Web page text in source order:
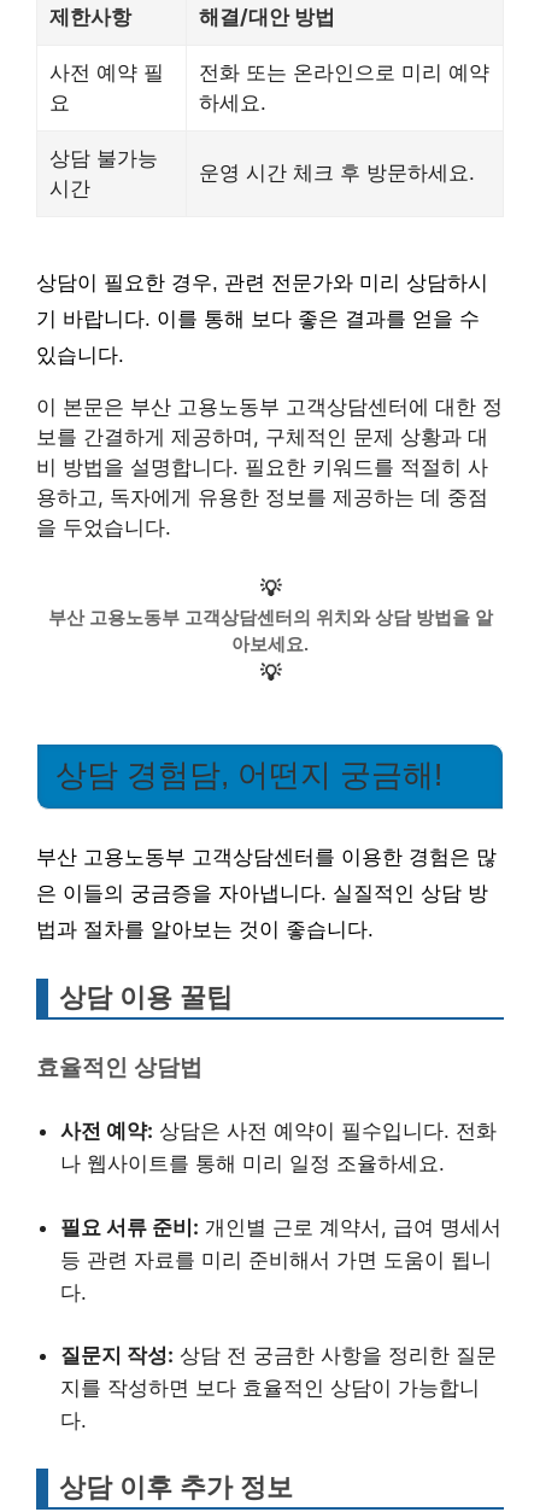
제한사항 해결/대안 방법
사전 예약 필
요
전화 또는 온라인으로 미리 예약
하세요.
상담 불가능
시간
운영 시간 체크 후 방문하세요.
상담이 필요한 경우, 관련 전문가와 미리 상담하시
기 바랍니다. 이를 통해 보다 좋은 결과를 얻을 수
있습니다.
이 본문은 부산 고용노동부 고객상담센터에 대한 정
보를 간결하게 제공하며, 구체적인 문제 상황과 대
비 방법을 설명합니다. 필요한 키워드를 적절히 사
용하고, 독자에게 유용한 정보를 제공하는 데 중점
을 두었습니다.
💡
부산 고용노동부 고객상담센터의 위치와 상담 방법을 알
아보세요.
💡
상담 경험담, 어떤지 궁금해!
부산 고용노동부 고객상담센터를 이용한 경험은 많
은 이들의 궁금증을 자아냅니다. 실질적인 상담 방
법과 절차를 알아보는 것이 좋습니다.
상담 이용 꿀팁
효율적인 상담법
사전 예약: 상담은 사전 예약이 필수입니다. 전화
나 웹사이트를 통해 미리 일정 조율하세요.
필요 서류 준비: 개인별 근로 계약서, 급여 명세서
등 관련 자료를 미리 준비해서 가면 도움이 됩니
다.
질문지 작성: 상담 전 궁금한 사항을 정리한 질문
지를 작성하면 보다 효율적인 상담이 가능합니
다.
상담 이후 추가 정보